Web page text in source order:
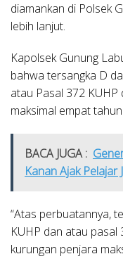
diamankan di Polsek
lebih lanjut.
Kapolsek Gunung
bahwa tersangka D
atau Pasal 372
maksimal empat tahun.
BACA JUGA :
Kanan Ajak Pelajar
“Atas perbuatannya,
KUHP dan atau pasal
kurungan penjara